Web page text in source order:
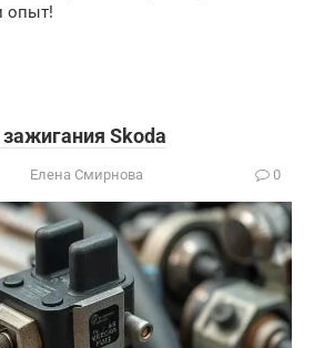
опыт!
Skoda
Елена Смирнова 0